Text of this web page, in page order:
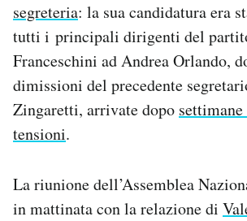
segreteria: la sua candidatura era
tutti i principali dirigenti del
Franceschini ad Andrea Orlando,
dimissioni del precedente
Zingaretti, arrivate dopo
tensioni.
La riunione dell’Assemblea
in mattinata con la relazione di